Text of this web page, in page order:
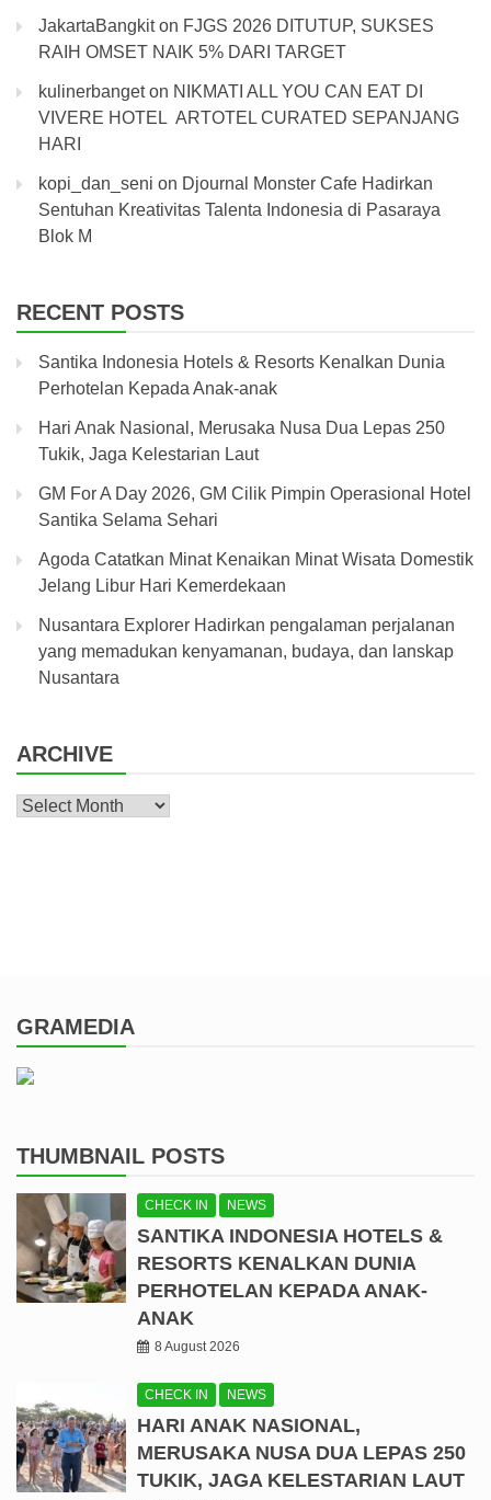
JakartaBangkiton FJGS 2026 DITUTUP, SUKSES
RAIH OMSET NAIK 5% DARI TARGET
kulinerbangeton NIKMATI ALL YOU CAN EAT DI
VIVERE HOTEL ARTOTEL CURATED SEPANJANG
HARI
kopi_dan_seni on Djournal Monster Cafe Hadirkan
Sentuhan Kreativitas Talenta Indonesia di Pasaraya
Blok M
RECENT POSTS
Santika Indonesia Hotels & Resorts Kenalkan Dunia
Perhotelan Kepada Anak-anak
Hari Anak Nasional, Merusaka Nusa Dua Lepas 250
Tukik, Jaga Kelestarian Laut
GM For A Day 2026, GM Cilik Pimpin Operasional Hotel
Santika Selama Sehari
Agoda Catatkan Minat Kenaikan Minat Wisata Domestik
Jelang Libur Hari Kemerdekaan
Nusantara Explorer Hadirkan pengalaman perjalanan
yang memadukan kenyamanan, budaya, dan lanskap
Nusantara
ARCHIVE
Archive
GRAMEDIA
THUMBNAIL POSTS
CHECK IN NEWS
SANTIKA INDONESIA HOTELS &
RESORTS KENALKAN DUNIA
PERHOTELAN KEPADA ANAK-
ANAK
8 August 2026
CHECK IN NEWS
HARI ANAK NASIONAL,
MERUSAKA NUSA DUA LEPAS 250
TUKIK, JAGA KELESTARIAN LAUT